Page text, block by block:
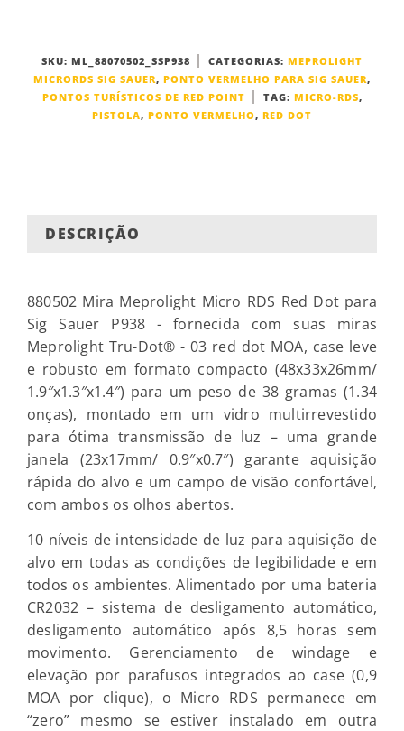
SKU: ML_88070502_SSP938 CATEGORIAS: MEPROLIGHT
MICRORDS SIG SAUER, PONTO VERMELHO PARA SIG SAUER,
PONTOS TURÍSTICOS DE RED POINT
TAG: MICRO-RDS,
PISTOLA, PONTO VERMELHO, RED DOT
DESCRIÇÃO
880502 Mira Meprolight Micro RDS Red Dot para
Sig Sauer P938 - fornecida com suas miras
Meprolight Tru-Dot® - 03 red dot MOA, case leve
e robusto em formato compacto (48x33x26mm/
1.9″x1.3″x1.4″) para um peso de 38 gramas (1.34
onças), montado em um vidro multirrevestido
para ótima transmissão de luz – uma grande
janela (23x17mm/ 0.9″x0.7″) garante aquisição
rápida do alvo e um campo de visão confortável,
com ambos os olhos abertos.
10 níveis de intensidade de luz para aquisição de
alvo em todas as condições de legibilidade e em
todos os ambientes. Alimentado por uma bateria
CR2032 – sistema de desligamento automático,
desligamento automático após 8,5 horas sem
movimento. Gerenciamento de windage e
elevação por parafusos integrados ao case (0,9
MOA por clique), o Micro RDS permanece em
“zero” mesmo se estiver instalado em outra